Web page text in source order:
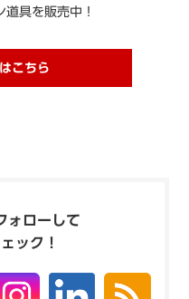
具を販売中！
こちら
ォローして
ック！